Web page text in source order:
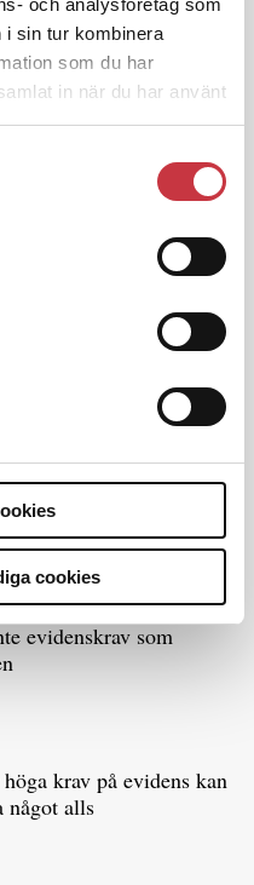
sin tur kombinera
som du har
in när du har använt
cookies
Snart 20 år i tjänst – nu
fel: ”Kommer
om
– inte om forskarnas
evidenskrav som
krav på evidens kan
något alls